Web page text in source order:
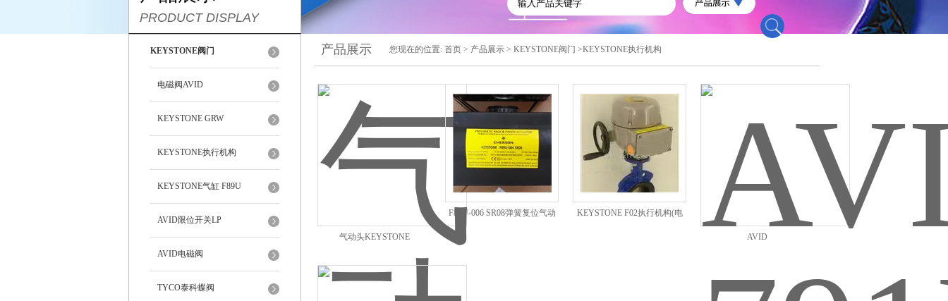
PRODUCT DISPLAY
KEYSTONE阀门
电磁阀AVID
KEYSTONE GRW
KEYSTONE执行机构
KEYSTONE气缸 F89U
AVID限位开关LP
AVID电磁阀
TYCO泰科蝶阀
产品展示 您现在的位置: 首页 > 产品展示 > KEYSTONE阀门 >KEYSTONE执行机构
气动头KEYSTONE
F89U0040308P14N2M00C34P0A
气缸
F89U-006 SR08弹簧复位气动 KEYSTONE F02执行机构(电
AVID
二位五通电磁阀